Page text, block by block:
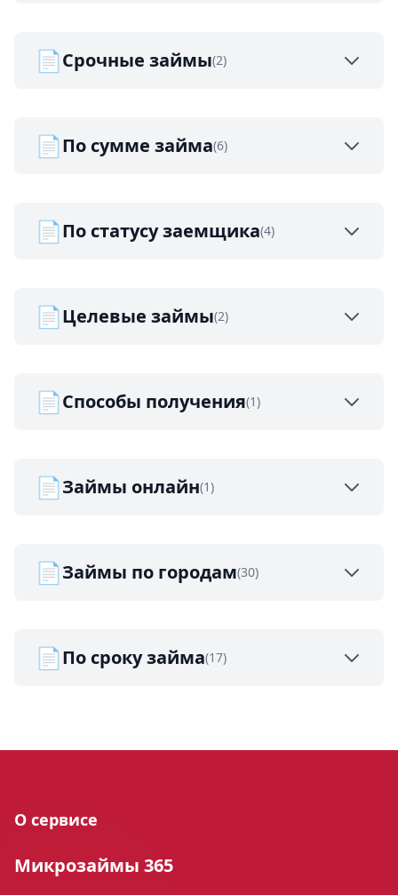
📄Срочные займы(2)
📄По сумме займа(6)
📄По статусу заемщика(4)
📄Целевые займы(2)
📄Способы получения(1)
📄Займы онлайн(1)
📄Займы по городам(30)
📄По сроку займа(17)
О сервисе
Микрозаймы 365